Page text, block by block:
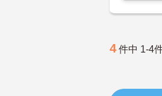
4 件中 1-4